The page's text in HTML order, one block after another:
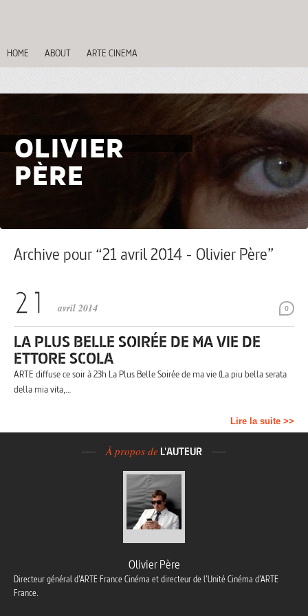
HOME ABOUT ARTE CINEMA
OLIVIER
PÈRE
Archive pour “21 avril 2014 - Olivier Père”
0
avril 2014
LA PLUS BELLE SOIRÉE DE MA VIE DE
ETTORE SCOLA
ARTE diffuse ce soir à 23h La Plus Belle Soirée de ma vie (La piu bella serata
della mia vita,…
Lire la suite >>
À propos de L'AUTEUR
Olivier Père
Directeur général d’ARTE France Cinéma et directeur de l’Unité Cinéma d’ARTE
France.